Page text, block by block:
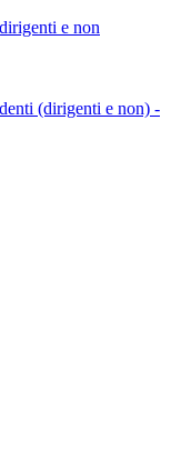
e non
(dirigenti e non) -